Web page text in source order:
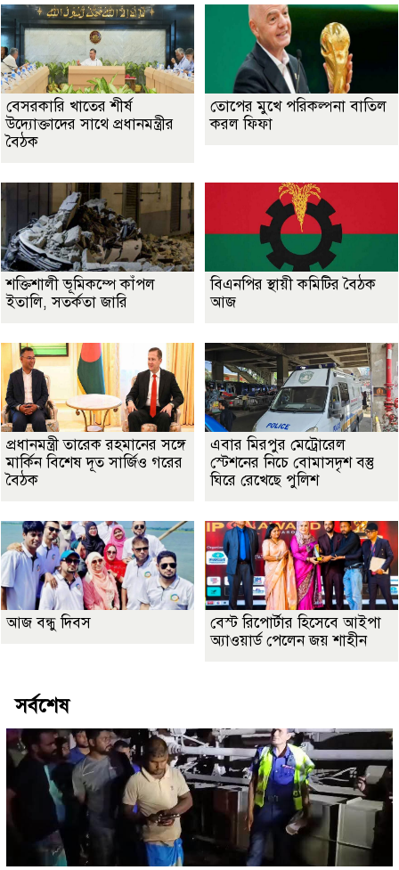
বেসরকারি খাতের শীর্ষ
উদ্যোক্তাদের সাথে প্রধানমন্ত্রীর
বৈঠক
তোপের মুখে পরিকল্পনা বাতিল
করল ফিফা
শক্তিশালী ভূমিকম্পে কাঁপল
ইতালি, সতর্কতা জারি
বিএনপির স্থায়ী কমিটির বৈঠক
আজ
প্রধানমন্ত্রী তারেক রহমানের সঙ্গে
মার্কিন বিশেষ দূত সার্জিও গরের
বৈঠক
এবার মিরপুর মেট্রোরেল
স্টেশনের নিচে বোমাসদৃশ বস্তু
ঘিরে রেখেছে পুলিশ
আজ বন্ধু দিবস
বেস্ট রিপোর্টার হিসেবে আইপা
অ্যাওয়ার্ড পেলেন জয় শাহীন
সর্বশেষ